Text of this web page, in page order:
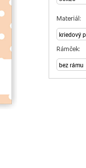
Materiál:
Rámček: